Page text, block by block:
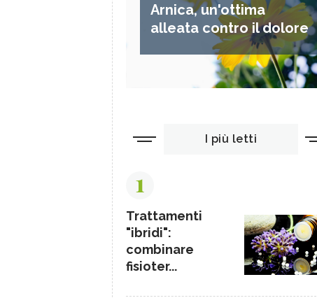
Arnica, un'ottima
alleata contro il dolore
I più letti
1
Trattamenti
"ibridi":
combinare
fisioter...